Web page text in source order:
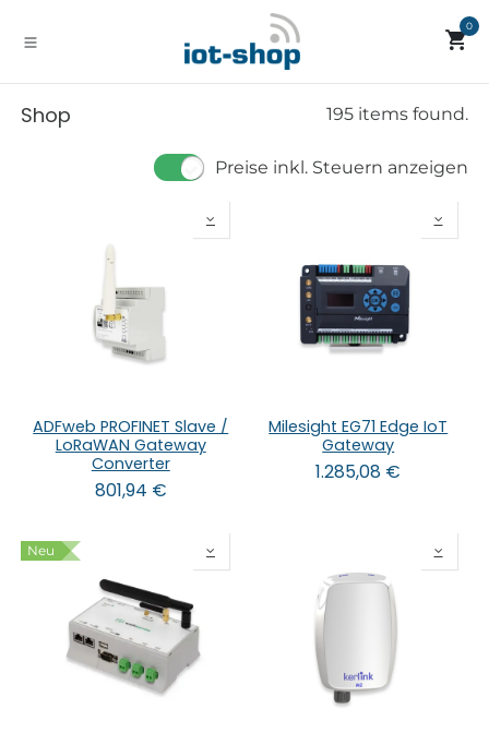
0
Shop 195 items found.
Preise inkl. Steuern anzeigen
ADFweb PROFINET Slave /
LoRaWAN Gateway
Converter
801,94 €
Milesight EG71 Edge IoT
Gateway
1.285,08 €
Neu